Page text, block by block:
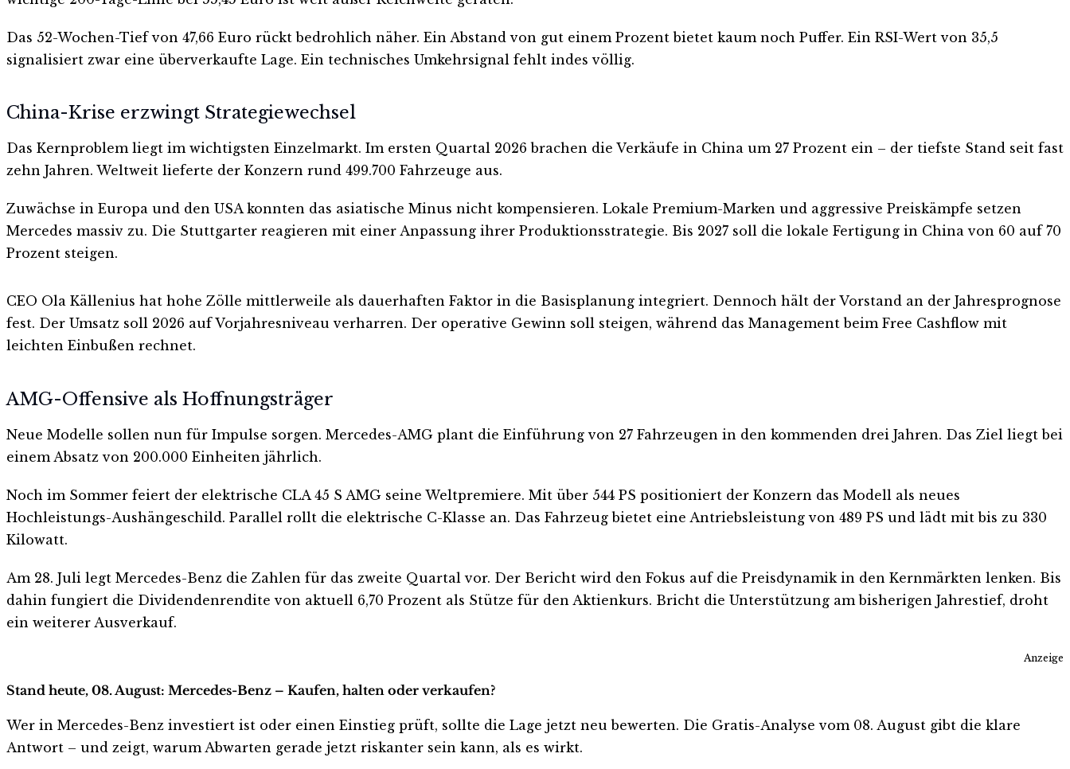
Das 52-Wochen-Tief von 47,66 Euro rückt bedrohlich näher. Ein Abstand von gut einem Prozent bietet kaum noch Puffer. Ein RSI-Wert von 35,5
signalisiert zwar eine überverkaufte Lage. Ein technisches Umkehrsignal fehlt indes völlig.
China-Krise erzwingt Strategiewechsel
Das Kernproblem liegt im wichtigsten Einzelmarkt. Im ersten Quartal 2026 brachen die Verkäufe in China um 27 Prozent ein – der tiefste Stand seit fast
zehn Jahren. Weltweit lieferte der Konzern rund 499.700 Fahrzeuge aus.
Zuwächse in Europa und den USA konnten das asiatische Minus nicht kompensieren. Lokale Premium-Marken und aggressive Preiskämpfe setzen
Mercedes massiv zu. Die Stuttgarter reagieren mit einer Anpassung ihrer Produktionsstrategie. Bis 2027 soll die lokale Fertigung in China von 60 auf 70
Prozent steigen.
CEO Ola Källenius hat hohe Zölle mittlerweile als dauerhaften Faktor in die Basisplanung integriert. Dennoch hält der Vorstand an der Jahresprognose
fest. Der Umsatz soll 2026 auf Vorjahresniveau verharren. Der operative Gewinn soll steigen, während das Management beim Free Cashflow mit
leichten Einbußen rechnet.
AMG-Offensive als Hoffnungsträger
Neue Modelle sollen nun für Impulse sorgen. Mercedes-AMG plant die Einführung von 27 Fahrzeugen in den kommenden drei Jahren. Das Ziel liegt bei
einem Absatz von 200.000 Einheiten jährlich.
Noch im Sommer feiert der elektrische CLA 45 S AMG seine Weltpremiere. Mit über 544 PS positioniert der Konzern das Modell als neues
Hochleistungs-Aushängeschild. Parallel rollt die elektrische C-Klasse an. Das Fahrzeug bietet eine Antriebsleistung von 489 PS und lädt mit bis zu 330
Kilowatt.
Am 28. Juli legt Mercedes-Benz die Zahlen für das zweite Quartal vor. Der Bericht wird den Fokus auf die Preisdynamik in den Kernmärkten lenken. Bis
dahin fungiert die Dividendenrendite von aktuell 6,70 Prozent als Stütze für den Aktienkurs. Bricht die Unterstützung am bisherigen Jahrestief, droht
ein weiterer Ausverkauf.
Anzeige
Stand heute, 08. August: Mercedes-Benz – Kaufen, halten oder verkaufen?
Wer in Mercedes-Benz investiert ist oder einen Einstieg prüft, sollte die Lage jetzt neu bewerten. Die Gratis-Analyse vom 08. August gibt die klare
Antwort – und zeigt, warum Abwarten gerade jetzt riskanter sein kann, als es wirkt.